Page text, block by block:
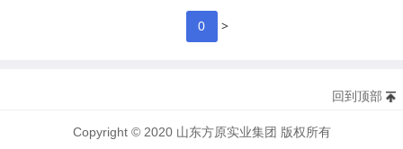
0 >
回到顶部
Copyright © 2020 山东方原实业集团 版权所有